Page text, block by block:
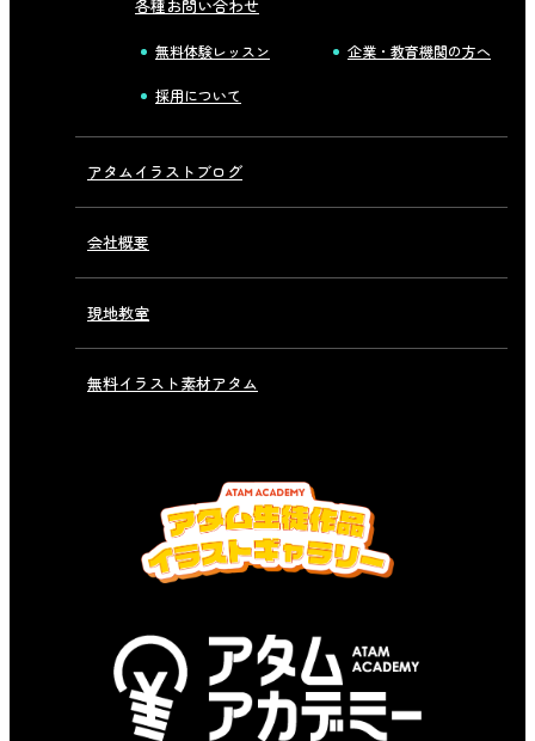
各種お問い合わせ
無料体験レッスン 企業・教育機関の方へ
採用について
アタムイラストブログ
会社概要
現地教室
無料イラスト素材アタム